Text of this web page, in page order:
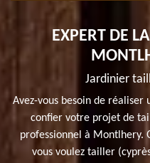
EXPERT DE
Jardinier
Avez-vous besoin de réaliser
confier votre projet de
professionnel à Montlhery.
vous voulez tailler